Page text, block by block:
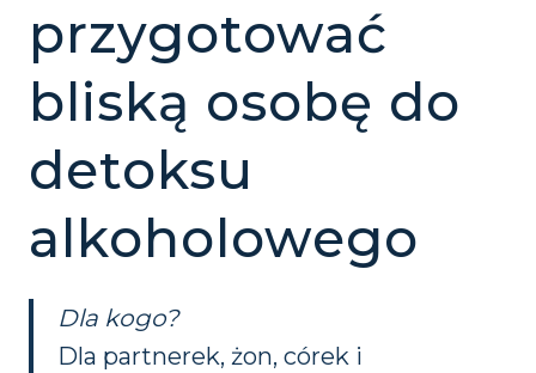
przygotować
bliską osobę do
detoksu
alkoholowego
Dla kogo?
Dla partnerek, żon, córek i